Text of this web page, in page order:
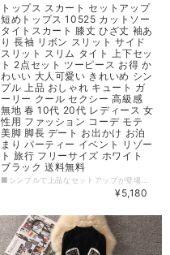
トップス スカート セットアップ
短めトップス 10525 カットソー
タイトスカート 膝丈 ひざ丈 袖あ
り 長袖 リボン スリット サイド
スリット スリム タイト 上下セッ
ト 2点セット ツーピース お得 か
わいい 大人可愛い きれいめ シン
プル 上品 おしゃれ キュート ガ
ーリー クール セクシー 高級感
無地 春 10代 20代 レディース 女
性用 ファッション コーデ モテ
美脚 脚長 デート お出かけ お泊
まり パーティー イベント リゾー
ト 旅行 フリーサイズ ホワイト
ブラック 送料無料
¥5,180